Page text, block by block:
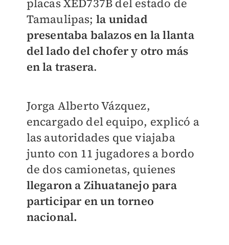
placas XED737B del estado de
Tamaulipas; la unidad
presentaba balazos en la llanta
del lado del chofer y otro más
en la trasera.
Jorga Alberto Vázquez,
encargado del equipo, explicó a
las autoridades que viajaba
junto con 11 jugadores a bordo
de dos camionetas, quienes
llegaron a Zihuatanejo para
participar en un torneo
nacional.